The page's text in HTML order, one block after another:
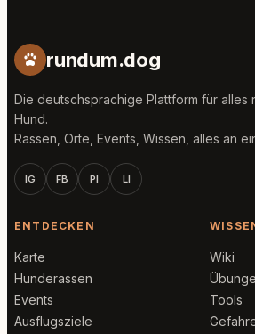
rundum.dog
Die deutschsprachige Plattform für alles
Hund.
Rassen, Orte, Events, Wissen, alles an
IG FB PI LI
ENTDECKEN
Karte
Hunderassen
Events
Ausflugsziele
Wiki
Tools